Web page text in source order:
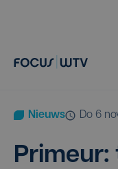
Nieuws do 6